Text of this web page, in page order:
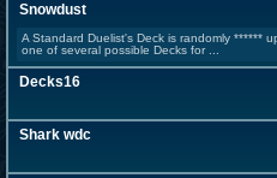
Snowdust
A Standard Duelist's Deck is randomly ******
one of several possible Decks for ...
Decks16
Shark wdc